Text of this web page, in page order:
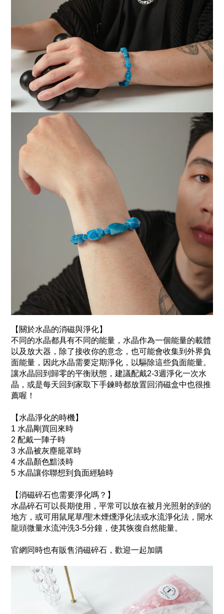
【關於水晶的消磁與淨化】
不同的水晶都具有不同的能量，水晶作為一個能量的載體
以及放大器，除了接收你的意念，也可能會收集到外界負
面能量，因此水晶需要定期淨化，以驅除這些負面能量。
讓水晶回到歸零的平衡狀態，建議配戴2-3週淨化一次水
晶，或是每天回到家取下手鍊時都放置回消磁盒中也很推
薦喔！
【水晶淨化的時機】
1 水晶剛買回來時
2 配戴一陣子時
3 水晶被灰塵籠罩時
4 水晶顏色黯淡時
5 水晶讓你聯想到負面經驗時
【消磁碎石也需要淨化嗎？】
水晶碎石可以長期使用，平常可以放在被月光照射的到的
地方，或可用鼠尾草/聖木煙燻淨化法或水流淨化法，開水
龍頭微量水流沖洗3-5分鐘，使其恢復自然能量。
官網同時也有販售消磁碎石，歡迎一起加購